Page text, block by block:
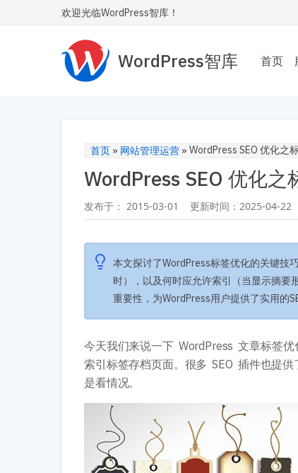
欢迎光临WordPress智库！
WordPress智库 首页
首页 » 网站管理运营 » WordPress SEO 优化之
WordPress SEO 优化之
发布于： 2015-03-01 更新时间： 2025-04-22
本文探讨了WordPress标签优化的关键技
时），以及何时应允许索引（当显示摘要
重要性，为WordPress用户提供了实用的
今天我们来说一下 WordPress 文章标签
索引标签存档页面。很多 SEO 插件也提
是看情况。